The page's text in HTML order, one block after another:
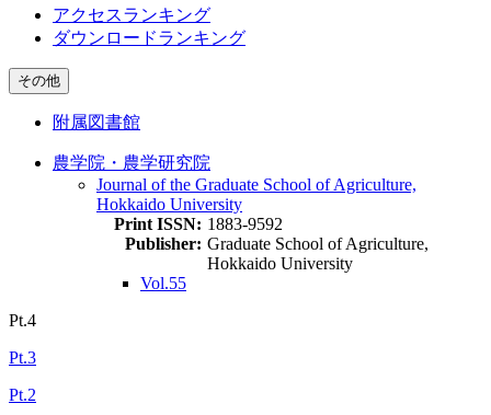
アクセスランキング
ダウンロードランキング
その他
附属図書館
農学院・農学研究院
Journal of the Graduate School of Agriculture,
Hokkaido University
Print ISSN: 1883-9592
Publisher: Graduate School of Agriculture,
Hokkaido University
Vol.55
Pt.4
Pt.3
Pt.2